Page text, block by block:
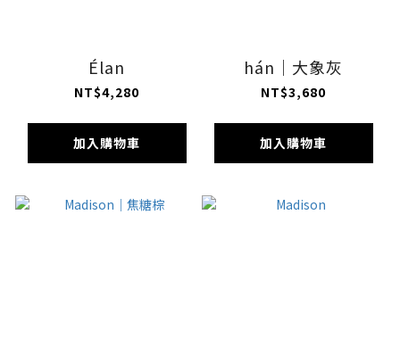
Élan
NT$4,280
加入購物車
hán｜大象灰
NT$3,680
加入購物車